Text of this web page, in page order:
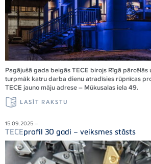
Pagājušā gada beigās TECE birojs Rīgā
turpmāk katru darba dienu atradīsies rūpnīcas
TECE jauno māju adrese – Mūkusalas iela 49.
LASĪT RAKSTU
15.09.2025 –
TECEprofil 30 gadi – veiksmes stāsts